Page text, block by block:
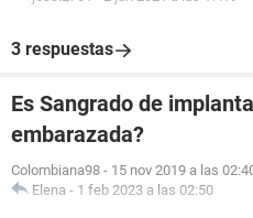
3 respuestas
Es Sangrado de
embarazada?
Colombiana98 - 15 nov 2019 a las
Elena - 1 feb 2023 a las 02:50